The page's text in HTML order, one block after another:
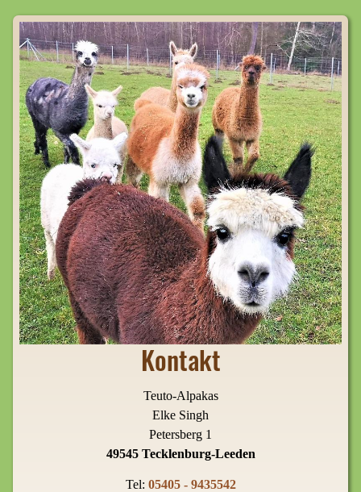
Kontakt
Teuto-Alpakas
Elke Singh
Petersberg 1
49545 Tecklenburg-Leeden
Tel: 05405 - 9435542